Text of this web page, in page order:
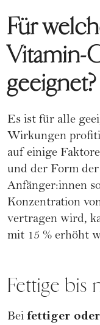
Für
Vitamin-
geeignet?
Es ist für alle
Wirkungen
auf einige
und der Form
Anfänger:innen
Konzentration
vertragen wird,
mit 15 % erhöht
Fettige bis
Bei fettiger